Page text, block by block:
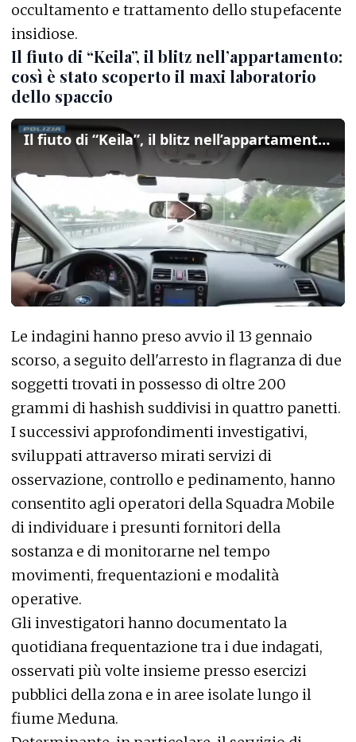
occultamento e trattamento dello stupefacente
insidiose.
Il fiuto di “Keila”, il blitz nell’appartamento:
così è stato scoperto il maxi laboratorio
dello spaccio
Il fiuto di “Keila”, il blitz nell’appartamento: così è stato scoperto il maxi laboratorio dello spaccio
Le indagini hanno preso avvio il 13 gennaio
scorso, a seguito dell'arresto in flagranza di due
soggetti trovati in possesso di oltre 200
grammi di hashish suddivisi in quattro panetti.
I successivi approfondimenti investigativi,
sviluppati attraverso mirati servizi di
osservazione, controllo e pedinamento, hanno
consentito agli operatori della Squadra Mobile
di individuare i presunti fornitori della
sostanza e di monitorarne nel tempo
movimenti, frequentazioni e modalità
operative.
Gli investigatori hanno documentato la
quotidiana frequentazione tra i due indagati,
osservati più volte insieme presso esercizi
pubblici della zona e in aree isolate lungo il
fiume Meduna.